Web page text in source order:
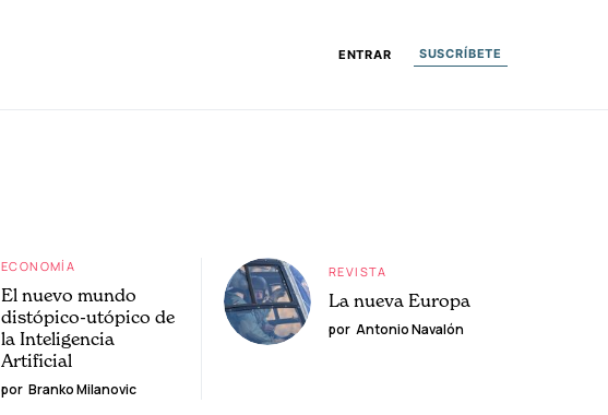
ENTRAR SUSCRÍBETE
ECONOMÍA
El nuevo mundo
distópico-utópico de
la Inteligencia
Artificial
por Branko Milanovic
REVISTA
La nueva Europa
por Antonio Navalón